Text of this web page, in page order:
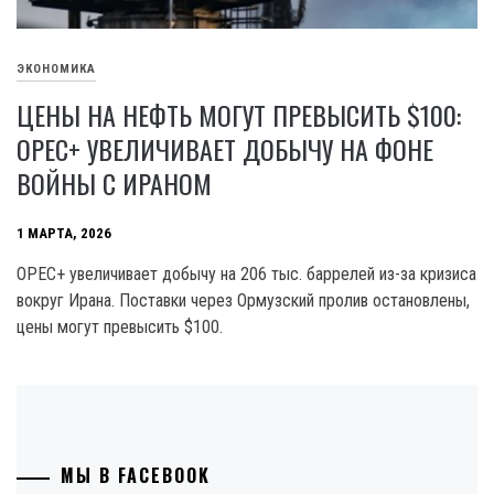
ЭКОНОМИКА
ЦЕНЫ НА НЕФТЬ МОГУТ ПРЕВЫСИТЬ $100:
OPEC+ УВЕЛИЧИВАЕТ ДОБЫЧУ НА ФОНЕ
ВОЙНЫ С ИРАНОМ
1 МАРТА, 2026
OPEC+ увеличивает добычу на 206 тыс. баррелей из-за кризиса
вокруг Ирана. Поставки через Ормузский пролив остановлены,
цены могут превысить $100.
МЫ В FACEBOOK